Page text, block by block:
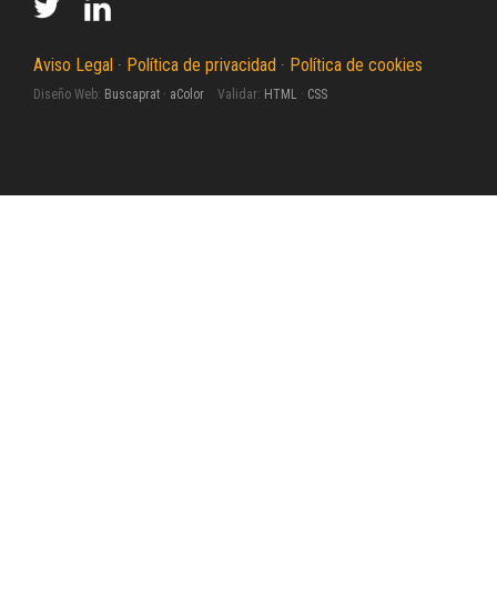
Aviso Legal · Política de privacidad · Política de cookies
Diseño Web: Buscaprat · aColor Validar: HTML · CSS